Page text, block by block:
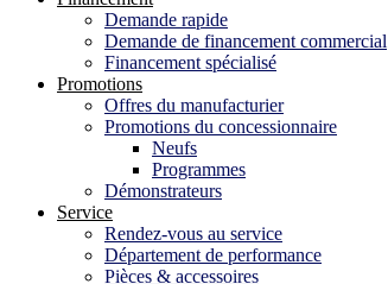
Demande rapide
Demande de financement commercial
Financement spécialisé
Promotions
Offres du manufacturier
Promotions du concessionnaire
Neufs
Programmes
Démonstrateurs
Service
Rendez-vous au service
Département de performance
Pièces & accessoires